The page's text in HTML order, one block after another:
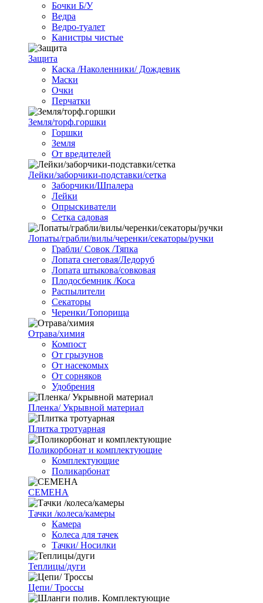
Бочки Б/У
Ведра
Ведро-туалет
Канистры чистые
Защита
Каска /Наколенники/ Дождевик
Маски
Очки
Перчатки
Земля/торф.горшки
Горшки
Земля
От вредителей
Лейки/заборчики-подставки/сетка
Заборчики/Шпалера
Лейки
Опрыскиватели
Сетка садовая
Лопаты/грабли/вилы/черенки/секаторы/ручки
Грабли/ Совок /Тяпка
Лопата снеговая/Ледоруб
Лопата штыкова/совковая
Плодосбемник /Коса
Распылители
Секаторы
Черенки/Топорища
Отрава/химия
Компост
От грызунов
От насекомых
От сорняков
Удобрения
Пленка/ Укрывной материал
Плитка тротуарная
Поликорбонат и комплектующие
Комплектующие
Поликарбонат
СЕМЕНА
Тачки /колеса/камеры
Камера
Колеса для тачек
Тачки/ Носилки
Теплицы/дуги
Цепи/ Троссы